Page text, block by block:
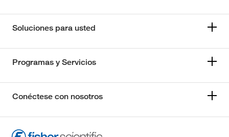
Soluciones para usted
Programas y Servicios
Conéctese con nosotros